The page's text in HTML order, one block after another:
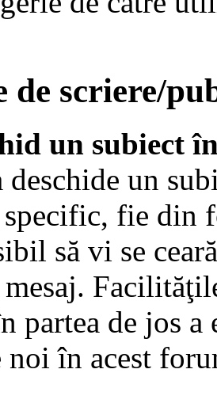
de scriere/
un subiect
deschide un
fie din
să vi se
partea de jos
noi în acest